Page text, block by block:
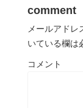
comment
メールアドレ
いている欄は
コメント